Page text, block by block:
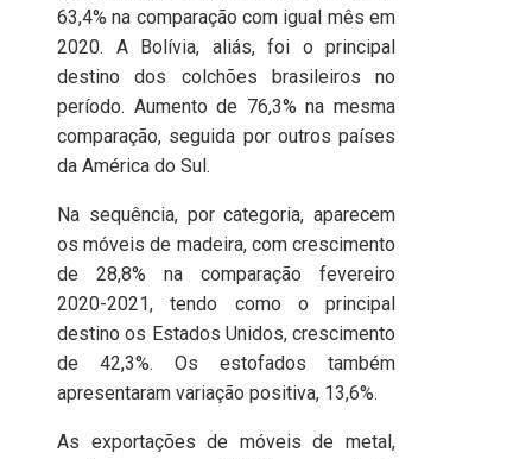
63,4% na comparação com igual mês em
2020. A Bolívia, aliás, foi o principal
destino dos colchões brasileiros no
período. Aumento de 76,3% na mesma
comparação, seguida por outros países
da América do Sul.
Na sequência, por categoria, aparecem
os móveis de madeira, com crescimento
de 28,8% na comparação fevereiro
2020-2021, tendo como o principal
destino os Estados Unidos, crescimento
de 42,3%. Os estofados também
apresentaram variação positiva, 13,6%.
As exportações de móveis de metal,